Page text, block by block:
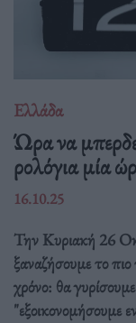
Ελλάδα
Ώρα να
ρολόγια μία
16.10.25
Την Κυριακή 26
ξαναζήσουμε το
χρόνο: θα
"εξοικονομήσουμε